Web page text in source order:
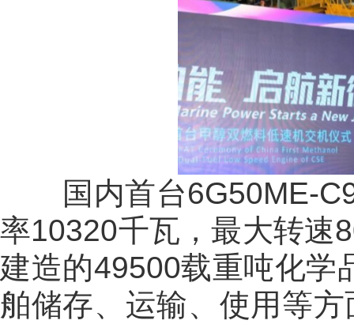
国内首台6G50ME-
率10320千瓦，最大转速
建造的49500载重吨化学
舶储存、运输、使用等